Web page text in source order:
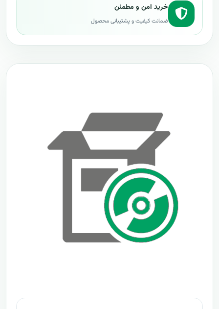
خرید امن و مطمئن
ضمانت کیفیت و پشتیبانی محصول